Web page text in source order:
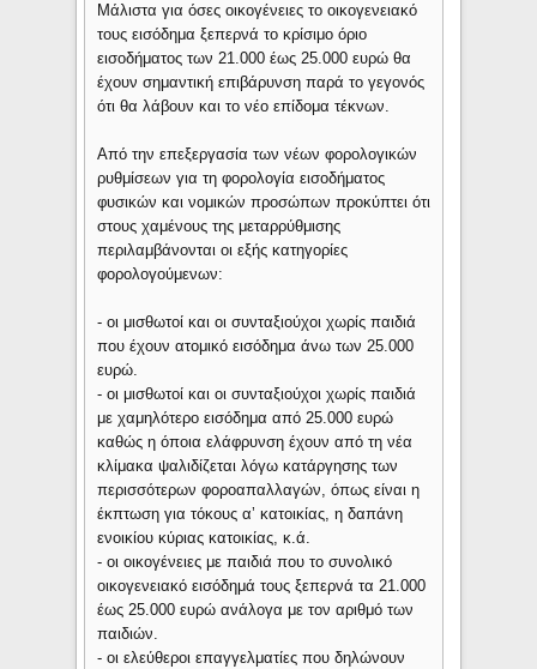
Μάλιστα για όσες οικογένειες το οικογενειακό
τους εισόδημα ξεπερνά το κρίσιμο όριο
εισοδήματος των 21.000 έως 25.000 ευρώ θα
έχουν σημαντική επιβάρυνση παρά το γεγονός
ότι θα λάβουν και το νέο επίδομα τέκνων.
Από την επεξεργασία των νέων φορολογικών
ρυθμίσεων για τη φορολογία εισοδήματος
φυσικών και νομικών προσώπων προκύπτει ότι
στους χαμένους της μεταρρύθμισης
περιλαμβάνονται οι εξής κατηγορίες
φορολογούμενων:
- οι μισθωτοί και οι συνταξιούχοι χωρίς παιδιά
που έχουν ατομικό εισόδημα άνω των 25.000
ευρώ.
- οι μισθωτοί και οι συνταξιούχοι χωρίς παιδιά
με χαμηλότερο εισόδημα από 25.000 ευρώ
καθώς η όποια ελάφρυνση έχουν από τη νέα
κλίμακα ψαλιδίζεται λόγω κατάργησης των
περισσότερων φοροαπαλλαγών, όπως είναι η
έκπτωση για τόκους αʼ κατοικίας, η δαπάνη
ενοικίου κύριας κατοικίας, κ.ά.
- οι οικογένειες με παιδιά που το συνολικό
οικογενειακό εισόδημά τους ξεπερνά τα 21.000
έως 25.000 ευρώ ανάλογα με τον αριθμό των
παιδιών.
- οι ελεύθεροι επαγγελματίες που δηλώνουν